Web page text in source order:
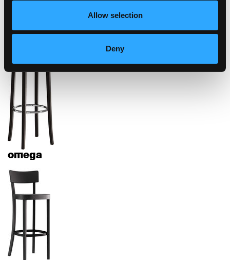
Allow selection
Deny
omega